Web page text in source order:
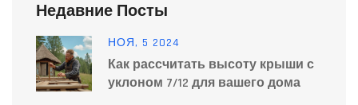
Недавние Посты
НОЯ, 5 2024
Как рассчитать высоту крыши с
уклоном 7/12 для вашего дома